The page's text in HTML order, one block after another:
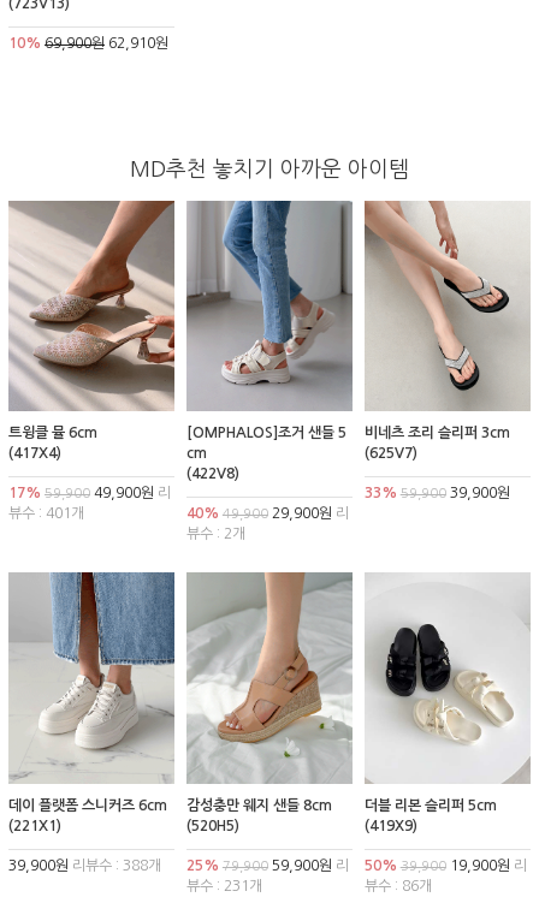
(723V13)
10% 69,900원 62,910원
MD추천 놓치기 아까운 아이템
트윙클 뮬 6cm
(417X4)
17% 59,900 49,900원 리
뷰수 : 401개
[OMPHALOS]조거 샌들 5
cm
(422V8)
40% 49,90029,900원 리
뷰수 : 2개
비네츠 조리 슬리퍼 3cm
(625V7)
33% 59,90039,900원
데이 플랫폼 스니커즈 6cm
(221X1)
39,900원 리뷰수 : 388개
감성충만 웨지 샌들 8cm
(520H5)
25% 79,90059,900원 리
뷰수 : 231개
더블 리본 슬리퍼 5cm
(419X9)
50% 39,90019,900원 리
뷰수 : 86개